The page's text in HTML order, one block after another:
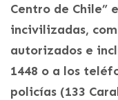
Centro de Chile”
incivilizadas,
autorizados e
1448 o a los
policías (133